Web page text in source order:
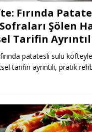
Fırında
Şölen
Tarifin
patatesli sulu
tarifin ayrıntılı, pratik